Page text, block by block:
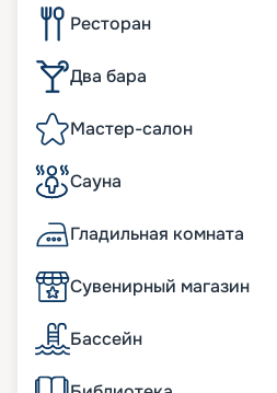
Ресторан
Два бара
Мастер-салон
Сауна
Гладильная комната
Сувенирный магазин
Бассейн